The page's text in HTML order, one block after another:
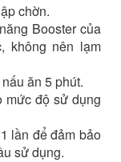
chờn.
Booster của
không nên lạm
ăn 5 phút.
mức độ sử dụng
lần để đảm bảo
sử dụng.